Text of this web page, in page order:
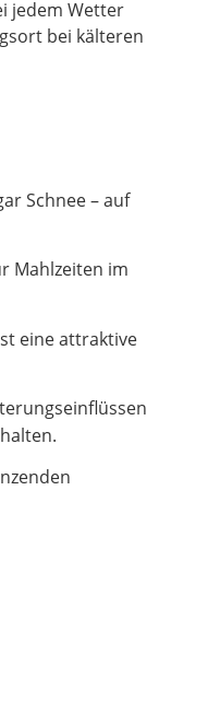
jedem Wetter
bei kälteren
Schnee – auf
Mahlzeiten im
eine attraktive